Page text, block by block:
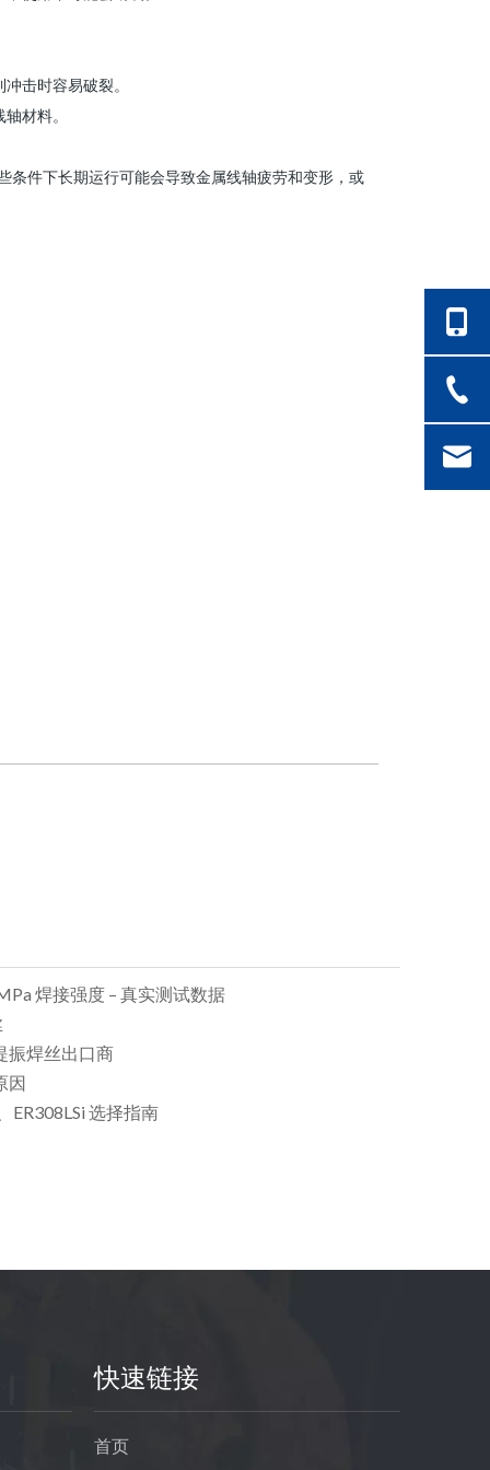
击时容易破裂。
材料。
条件下长期运行可能会导致金属线轴疲劳和变形，或
焊接强度 – 真实测试数据
振焊丝出口商
因
ER308LSi 选择指南
快速链接
首页